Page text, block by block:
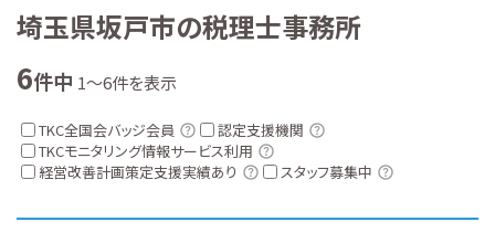
埼玉県坂戸市の税理士事務所
6件中 1～6件を表示
TKC全国会バッジ会員
認定支援機関
TKCモニタリング情報サービス利用
経営改善計画策定支援実績あり
スタッフ募集中